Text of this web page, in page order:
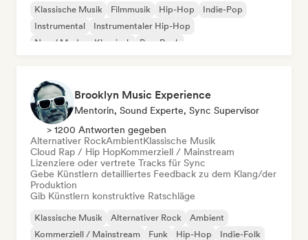
Klassische Musik Filmmusik Hip-Hop
Indie-Pop
Instrumental
Instrumentaler Hip-Hop
Neo / Modern Klassisch
Pop-Rock
Brooklyn Music Experience
Mentorin, Sound Experte, Sync Supervisor
> 1200 Antworten gegeben
Alternativer RockAmbientKlassische Musik
Cloud Rap / Hip HopKommerziell / Mainstream
Lizenziere oder vertrete Tracks für Sync
Gebe Künstlern detailliertes Feedback zu dem Klang/der
Produktion
Gib Künstlern konstruktive Ratschläge
Klassische Musik Alternativer Rock
Ambient
Kommerziell / Mainstream
Funk Hip-Hop
Indie-Folk